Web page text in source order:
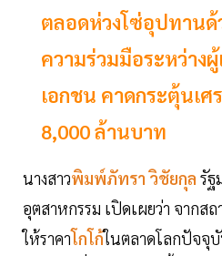
ตลอดห่วงโซ่อุปทานด้
ความร่วมมือระหว่าง
เอกชน คาดกระตุ้นเศ
8,000 ล้านบาท
นางสาวพิมพ์ภัทรา วิชัยกุล รัฐ
อุตสาหกรรม เปิดเผยว่า จากส
ให้ราคาโกโก้ในตลาดโลกปัจจุ